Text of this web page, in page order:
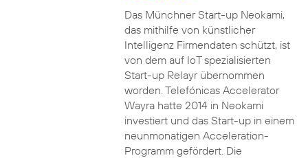
Das Münchner Start-up Neokami,
das mithilfe von künstlicher
Intelligenz Firmendaten schützt, ist
von dem auf IoT spezialisierten
Start-up Relayr übernommen
worden. Telefónicas Accelerator
Wayra hatte 2014 in Neokami
investiert und das Start-up in einem
neunmonatigen Acceleration-
Programm gefördert. Die